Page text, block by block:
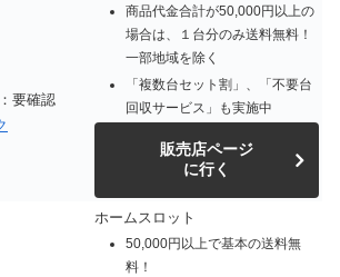
要確認
商品代金合計が50,000円以上の
場合は、１台分のみ送料無料！
一部地域を除く
「複数台セット割」、「不要台
回収サービス」も実施中
販売店ページ
に行く
ホームスロット
50,000円以上で基本の送料無
料！